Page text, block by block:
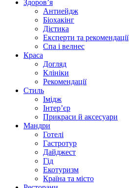
Здоров’я
Антиейдж
Біохакінг
Дієтика
Експерти та рекомендації
Спа i велнес
Краса
Догляд
Клініки
Рекомендації
Стиль
Імідж
Інтер’єр
Прикраси й аксесуари
Мандри
Готелі
Гастротур
Дайджест
Гід
Екотуризм
Країна та місто